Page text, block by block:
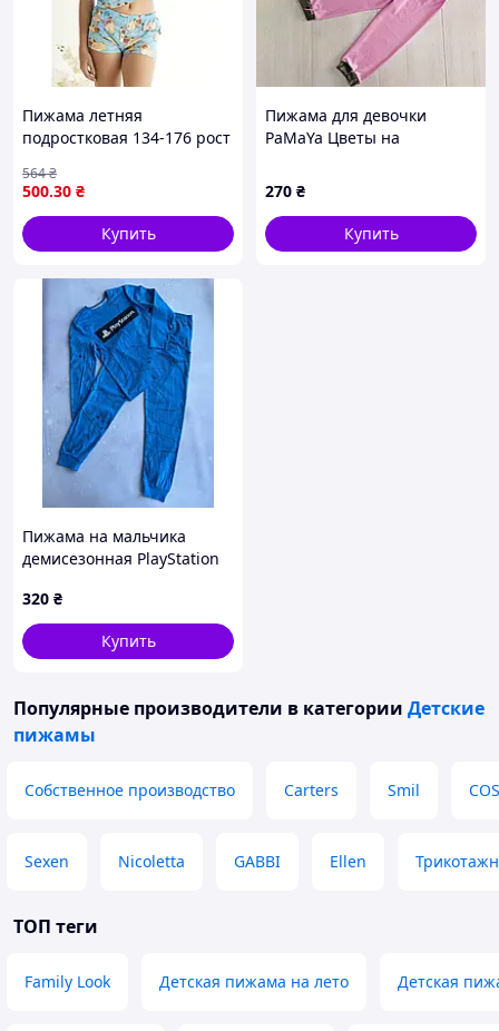
Пижама летняя
подростковая 134-176 рост
500.30 ₴
564₴
Купить
Пижама для девочки
PaMaYa Цветы на
3 92-98
270 ₴
Купить
Пижама на мальчика
демисезонная PlayStation
320 ₴
Купить
Популярные производители в категории Детские
пижамы
Собственное производство Carters Smil
Sexen Nicoletta GABBI Ellen
ТОП теги
Family Look Детская пижама на лето Детская